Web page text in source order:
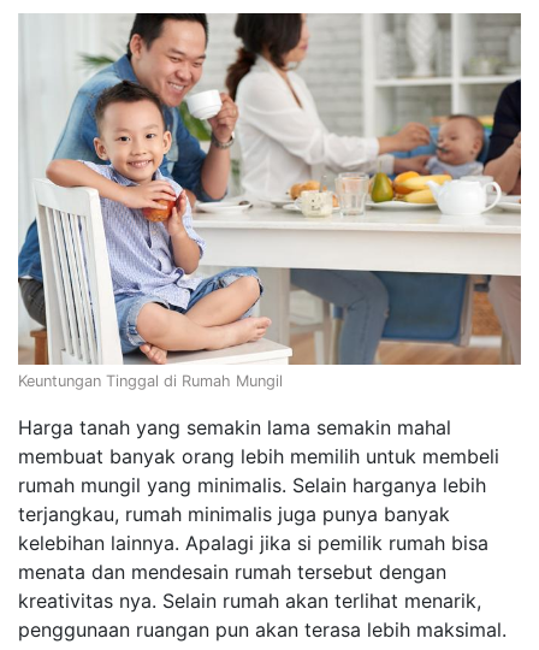
Keuntungan Tinggal di Rumah Mungil
Harga tanah yang semakin lama semakin mahal
membuat banyak orang lebih memilih untuk membeli
rumah mungil yang minimalis. Selain harganya lebih
terjangkau, rumah minimalis juga punya banyak
kelebihan lainnya. Apalagi jika si pemilik rumah bisa
menata dan mendesain rumah tersebut dengan
kreativitas nya. Selain rumah akan terlihat menarik,
penggunaan ruangan pun akan terasa lebih maksimal.